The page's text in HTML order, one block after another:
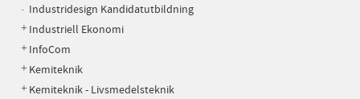
Industridesign Kandidatutbildning
Industriell Ekonomi
InfoCom
Kemiteknik
Kemiteknik - Livsmedelsteknik